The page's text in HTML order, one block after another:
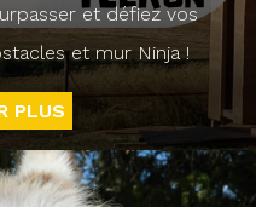
et défiez vos
et mur Ninja !
PLUS